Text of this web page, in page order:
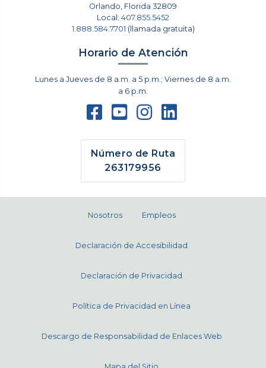
Orlando Florida 32809
Local: 407.855.5452
1.888.584.7701 (llamada gratuita)
Horario de Atención
Lunes a Jueves de 8 a.m. a 5 p.m.; Viernes de 8 a.m.
a 6 p.m.
Número de Ruta
263179956
Nosotros Empleos
Declaración de Accesibilidad
Declaración de Privacidad
Política de Privacidad en Línea
Descargo de Responsabilidad de Enlaces Web